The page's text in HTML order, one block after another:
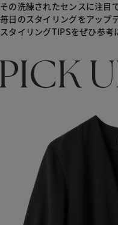
その洗練されたセンスに注目で
毎日のスタイリングをアップ
スタイリングTIPSをぜひ参考